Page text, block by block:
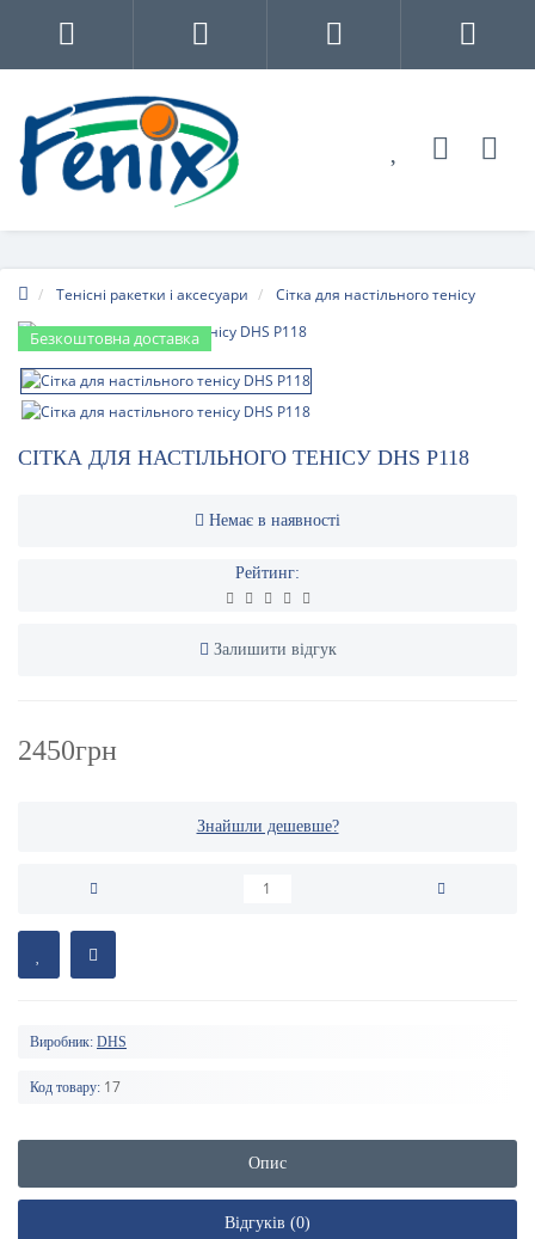
Тенісні ракетки і аксесуари Сітка для настільного тенісу
Безкоштовна доставка
СІТКА ДЛЯ НАСТІЛЬНОГО ТЕНІСУ DHS P118
Немає в наявності
Рейтинг:
Залишити відгук
2450грн
Знайшли дешевше?
Виробник: DHS
Код товару: 17
Опис
Відгуків (0)